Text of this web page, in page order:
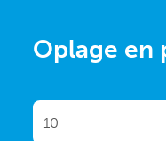
Oplage en